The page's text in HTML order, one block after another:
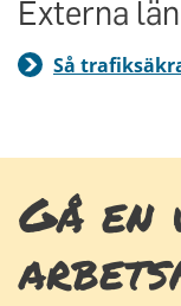
Externa
Så
Gå